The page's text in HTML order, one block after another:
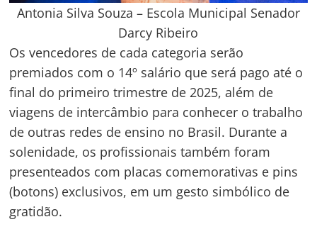
Antonia Silva Souza – Escola Municipal Senador
Darcy Ribeiro
Os vencedores de cada categoria serão
premiados com o 14º salário que será pago até o
final do primeiro trimestre de 2025, além de
viagens de intercâmbio para conhecer o trabalho
de outras redes de ensino no Brasil. Durante a
solenidade, os profissionais também foram
presenteados com placas comemorativas e pins
(botons) exclusivos, em um gesto simbólico de
gratidão.